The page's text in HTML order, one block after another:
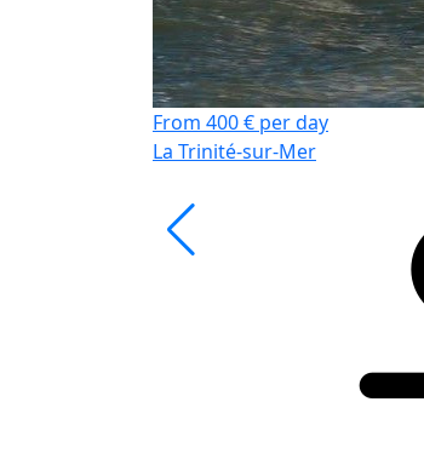
From 400 € per day
La Trinité-sur-Mer